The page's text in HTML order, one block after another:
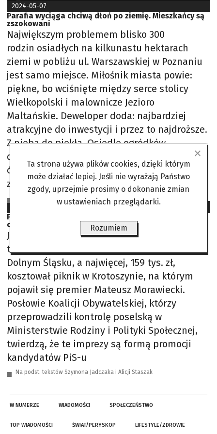
2024-05-07
Parafia wyciąga chciwą dłoń po ziemię. Mieszkańcy są
zszokowani
Największym problemem blisko 300
rodzin osiadłych na kilkunastu hektarach
ziemi w pobliżu ul. Warszawskiej w Poznaniu
jest samo miejsce. Miłośnik miasta powie:
piękne, bo wciśnięte między serce stolicy
Wielkopolski i malownicze Jezioro
Maltańskie. Deweloper doda: najbardziej
atrakcyjne do inwestycji i przez to najdroższe.
Z nieba do piekła Osiedle ogródków
działkowych utworzono przed wojną na
ówczesnych obrzeżach Poznania. Ściślej,
zrobiła to parafia pod wezwaniem św. Jana
Pisowskie pikniki. Wydawanie pieniądzy bez
opamiętania
Jak piknik, to z pompą! Najmniej, ponad 23
tys. zł, kosztował piknik w Udaninie na
Dolnym Śląsku, a najwięcej, 159 tys. zł,
kosztował piknik w Krotoszynie, na którym
pojawił się premier Mateusz Morawiecki.
Posłowie Koalicji Obywatelskiej, którzy
przeprowadzili kontrolę poselską w
Ministerstwie Rodziny i Polityki Społecznej,
twierdzą, że te imprezy są formą promocji
kandydatów PiS-u
Na podst. tekstów Szymona Jadczaka i Alicji Staszak
W NUMERZE WIADOMOŚCI SPOŁECZEŃSTWO
TOP WIADOMOŚCI ŚWIAT/PERYSKOP LIFESTYLE/ZDROWIE
Ta strona używa plików cookies, dzięki którym
może działać lepiej. Jeśli nie wyrażają Państwo
zgody, uprzejmie prosimy o dokonanie zmian
w ustawieniach przeglądarki.
Rozumiem